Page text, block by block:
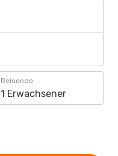
Reisende
1 Erwachsener